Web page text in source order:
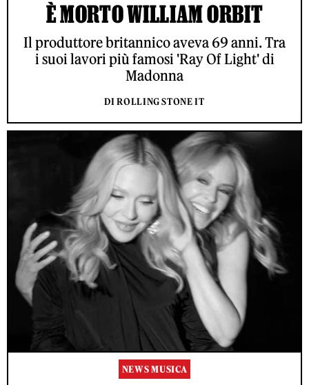
È MORTO WILLIAM ORBIT
Il produttore britannico aveva 69 anni. Tra
i suoi lavori più famosi 'Ray Of Light' di
Madonna
DI ROLLING STONE IT
NEWS MUSICA